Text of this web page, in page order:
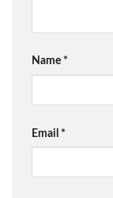
Name *
Email *